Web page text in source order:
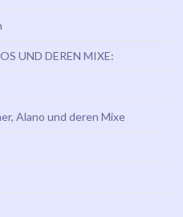
UND DEREN MIXE:
Alano und deren Mixe